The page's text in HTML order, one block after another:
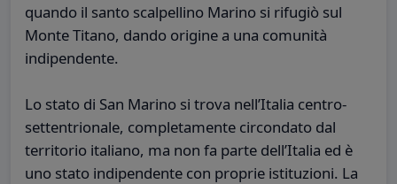
quando il santo scalpellino Marino si rifugiò sul
Monte Titano, dando origine a una comunità
indipendente.
Lo stato di San Marino si trova nell’Italia centro-
settentrionale, completamente circondato dal
territorio italiano, ma non fa parte dell’Italia ed è
uno stato indipendente con proprie istituzioni. La